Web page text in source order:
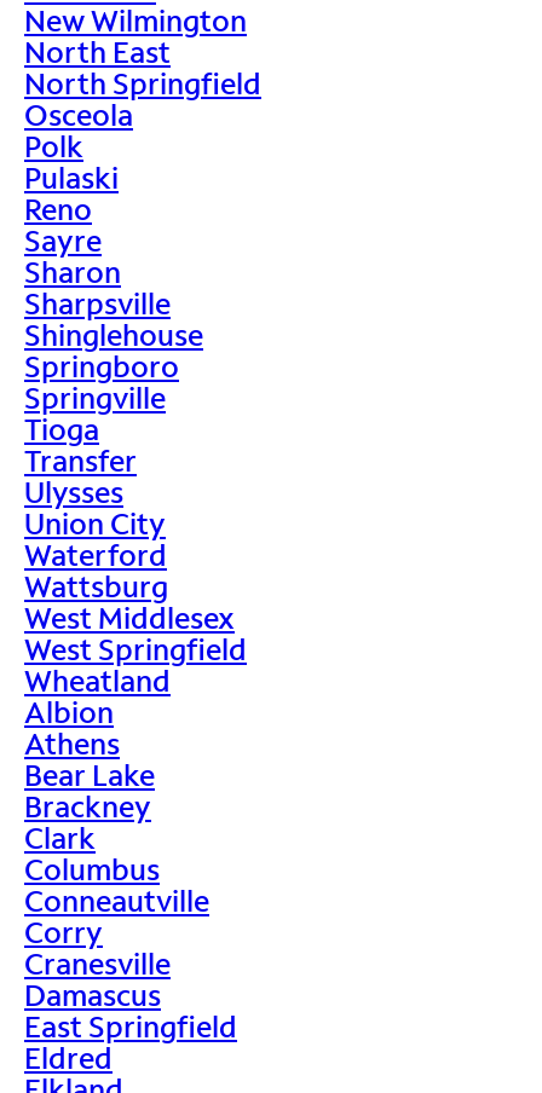
New Wilmington
North East
North Springfield
Osceola
Polk
Pulaski
Reno
Sayre
Sharon
Sharpsville
Shinglehouse
Springboro
Springville
Tioga
Transfer
Ulysses
Union City
Waterford
Wattsburg
West Middlesex
West Springfield
Wheatland
Albion
Athens
Bear Lake
Brackney
Clark
Columbus
Conneautville
Corry
Cranesville
Damascus
East Springfield
Eldred